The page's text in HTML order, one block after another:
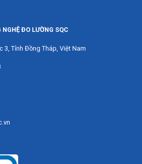
cảm biến nghiêng 360° tích
đo mỗi lần nạp pin nhờ công
ĐO LƯỜNG SQC
3, Tỉnh Đồng Tháp, Việt Nam